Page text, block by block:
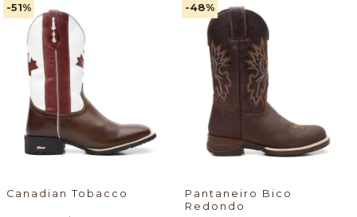
-51%
Canadian Tobacco
-48%
Pantaneiro Bico
Redondo